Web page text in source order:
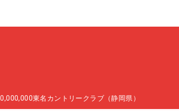
東名カントリークラブ（静岡県）